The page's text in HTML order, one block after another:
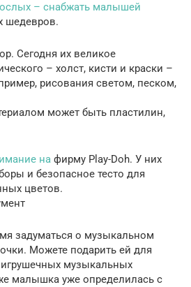
– снабжать малышей
шедевров.
Сегодня их великое
– холст, кисти и краски –
рисования светом, песком,
может быть пластилин,
на фирму Play-Doh. У них
и безопасное тесто для
цветов.
задуматься о музыкальном
Можете подарить ей для
музыкальных
малышка уже определилась с